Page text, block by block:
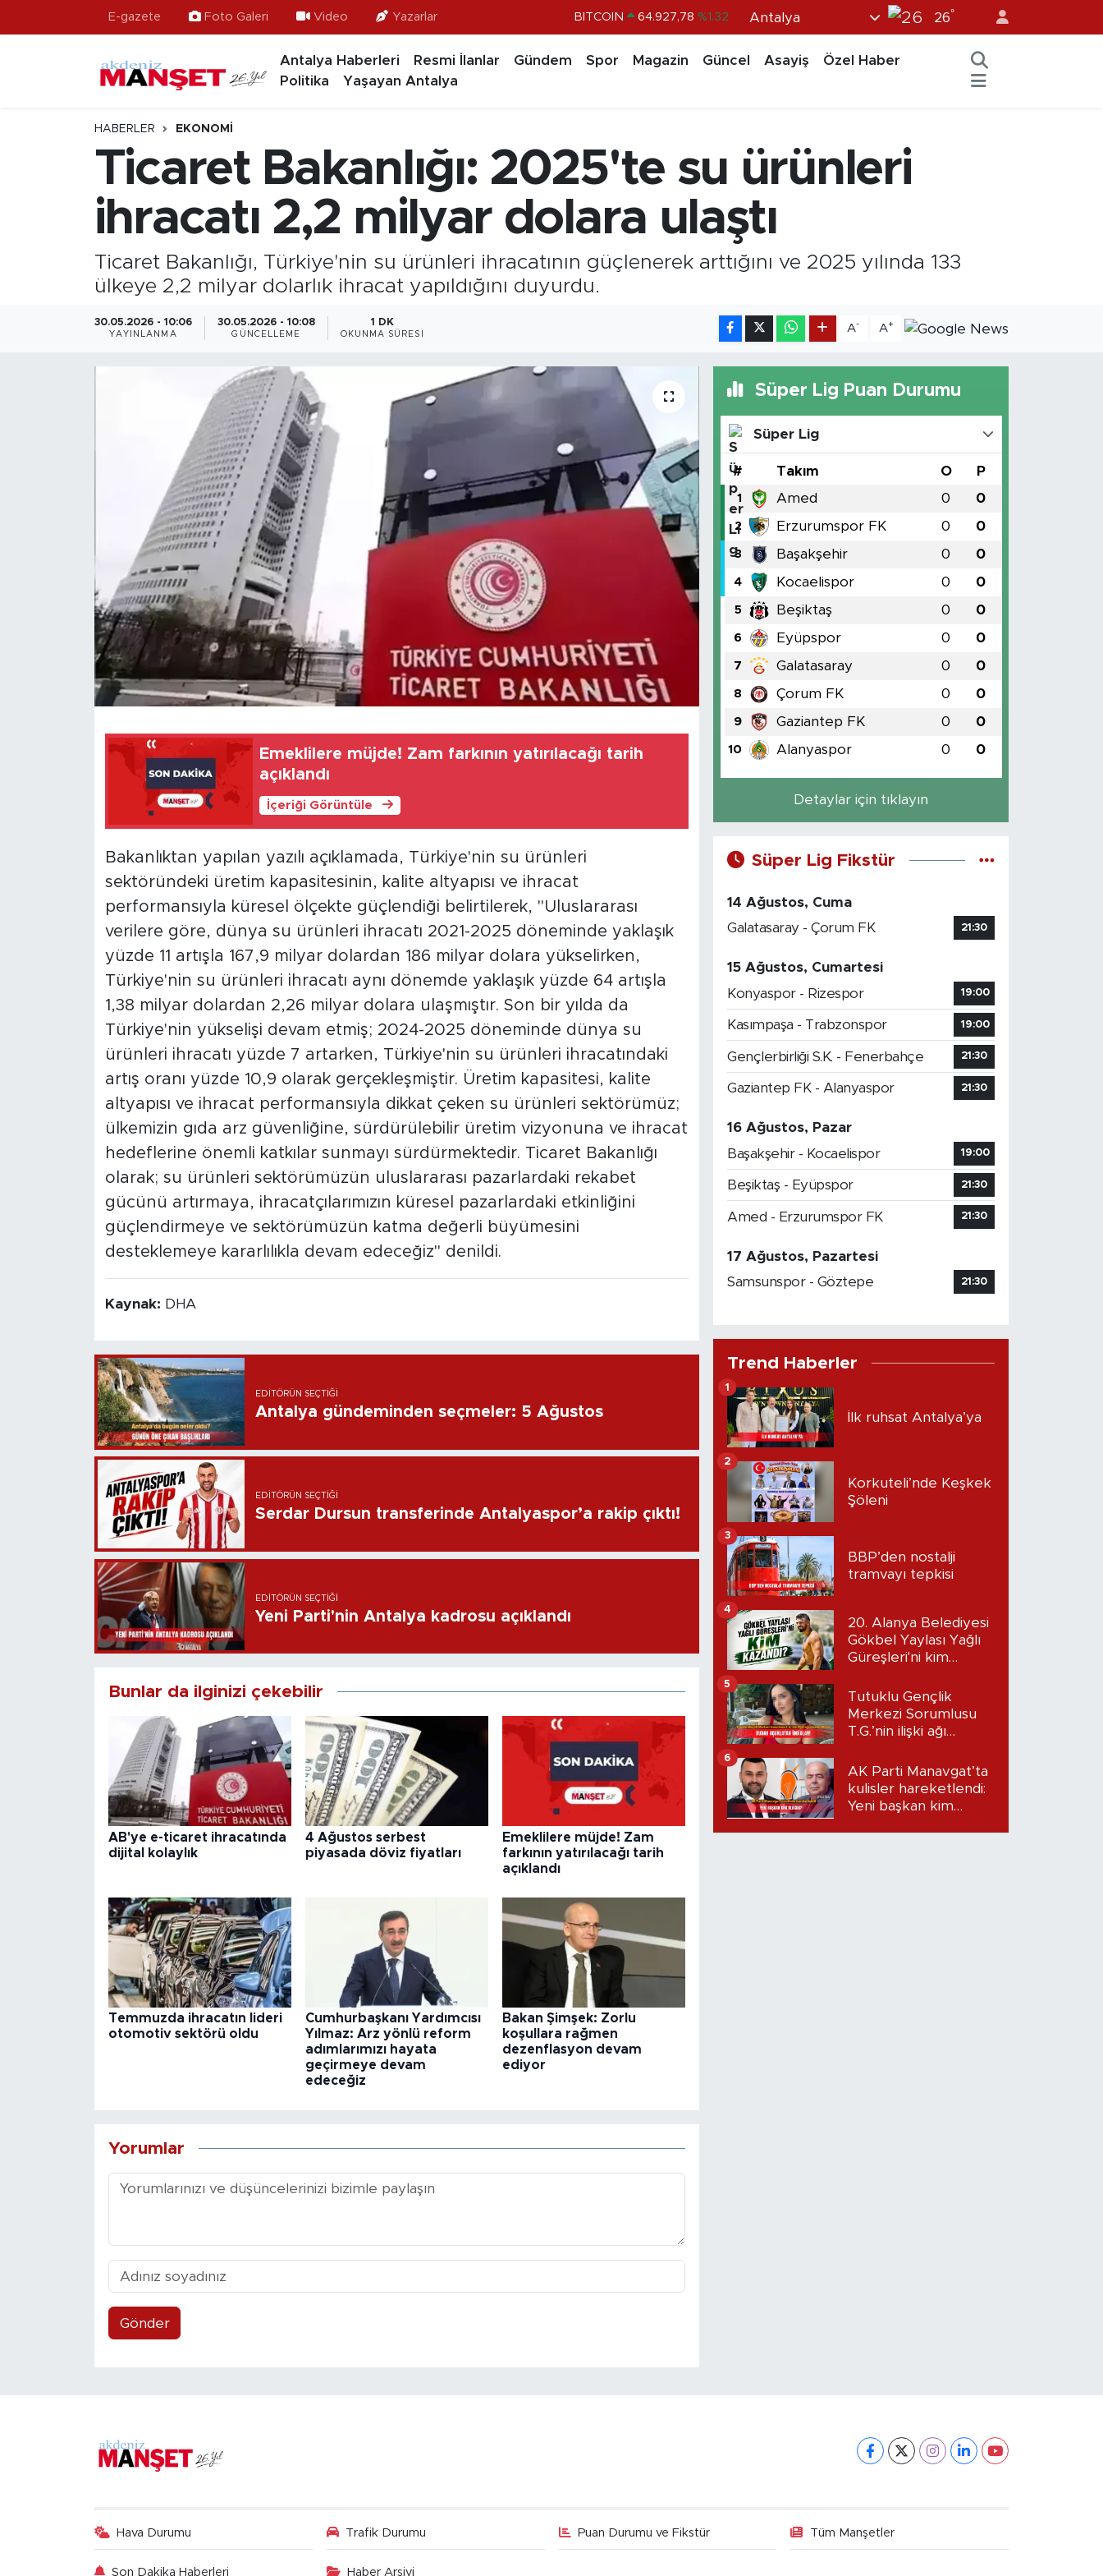
E-gazete Foto Galeri Video Yazarlar BITCOIN 64.927,78 %1.32
BİST100 13.703
Antalya 26°
Antalya Haberleri Resmi İlanlar Gündem Spor Magazin Güncel Asayiş
Özel Haber
Politika
Yaşayan Antalya
HABERLER EKONOMI
Ticaret Bakanlığı: 2025'te su ürünleri
ihracatı 2,2 milyar dolara ulaştı
Ticaret Bakanlığı, Türkiye'nin su ürünleri ihracatının güçlenerek arttığını ve 2025 yılında 133
ülkeye 2,2 milyar dolarlık ihracat yapıldığını duyurdu.
30.05.2026 - 10:06
YAYINLANMA
30.05.2026 - 10:08
GÜNCELLEME
1 DK
OKUNMA SÜRESI
A- A+
Emeklilere müjde! Zam farkının yatırılacağı tarih
açıklandı
İçeriği Görüntüle
Bakanlıktan yapılan yazılı açıklamada, Türkiye'nin su ürünleri
sektöründeki üretim kapasitesinin, kalite altyapısı ve ihracat
performansıyla küresel ölçekte güçlendiği belirtilerek, "Uluslararası
verilere göre, dünya su ürünleri ihracatı 2021-2025 döneminde yaklaşık
yüzde 11 artışla 167,9 milyar dolardan 186 milyar dolara yükselirken,
Türkiye'nin su ürünleri ihracatı aynı dönemde yaklaşık yüzde 64 artışla
1,38 milyar dolardan 2,26 milyar dolara ulaşmıştır. Son bir yılda da
Türkiye'nin yükselişi devam etmiş; 2024-2025 döneminde dünya su
ürünleri ihracatı yüzde 7 artarken, Türkiye'nin su ürünleri ihracatındaki
artış oranı yüzde 10,9 olarak gerçekleşmiştir. Üretim kapasitesi, kalite
altyapısı ve ihracat performansıyla dikkat çeken su ürünleri sektörümüz;
ülkemizin gıda arz güvenliğine, sürdürülebilir üretim vizyonuna ve ihracat
hedeflerine önemli katkılar sunmayı sürdürmektedir. Ticaret Bakanlığı
olarak; su ürünleri sektörümüzün uluslararası pazarlardaki rekabet
gücünü artırmaya, ihracatçılarımızın küresel pazarlardaki etkinliğini
güçlendirmeye ve sektörümüzün katma değerli büyümesini
desteklemeye kararlılıkla devam edeceğiz" denildi.
Kaynak: DHA
EDITÖRÜN SEÇTIĞI
Antalya gündeminden seçmeler: 5 Ağustos
EDITÖRÜN SEÇTIĞI
Serdar Dursun transferinde Antalyaspor’a rakip çıktı!
EDITÖRÜN SEÇTIĞI
Yeni Parti'nin Antalya kadrosu açıklandı
Bunlar da ilginizi çekebilir
AB'ye e-ticaret ihracatında
dijital kolaylık
4 Ağustos serbest
piyasada döviz fiyatları
Emeklilere müjde! Zam
farkının yatırılacağı tarih
açıklandı
Temmuzda ihracatın lideri
otomotiv sektörü oldu
Cumhurbaşkanı Yardımcısı
Yılmaz: Arz yönlü reform
adımlarımızı hayata
geçirmeye devam
edeceğiz
Bakan Şimşek: Zorlu
koşullara rağmen
dezenflasyon devam
ediyor
Yorumlar
Gönder
Süper Lig Puan Durumu
Süper Lig
# Takım O P
1 Amed 0 0
2 Erzurumspor FK 0 0
3 Başakşehir 0 0
4 Kocaelispor 0 0
5 Beşiktaş 0 0
6 Eyüpspor 0 0
7 Galatasaray 0 0
8 Çorum FK 0 0
9 Gaziantep FK 0 0
10 Alanyaspor 0 0
Detaylar için tıklayın
Süper Lig Fikstür
14 Ağustos, Cuma
Galatasaray - Çorum FK
21:30
15 Ağustos, Cumartesi
Konyaspor - Rizespor
19:00
Kasımpaşa - Trabzonspor 19:00
Gençlerbirliği S.K. - Fenerbahçe 21:30
Gaziantep FK - Alanyaspor 21:30
16 Ağustos, Pazar
Başakşehir - Kocaelispor
19:00
Beşiktaş - Eyüpspor 21:30
Amed - Erzurumspor FK 21:30
17 Ağustos, Pazartesi
Samsunspor - Göztepe
21:30
Trend Haberler
İlk ruhsat Antalya’ya
1
Korkuteli’nde Keşkek
Şöleni
2
BBP’den nostalji
tramvayı tepkisi
3
20. Alanya Belediyesi
Gökbel Yaylası Yağlı
Güreşleri'ni kim
4
Tutuklu Gençlik
Merkezi Sorumlusu
T.G.’nin ilişki ağı
Dudak uçuklatan
iddialar!
5
AK Parti Manavgat’ta
kulisler hareketlendi:
Yeni başkan kim
6
Hava Durumu Trafik Durumu Puan Durumu ve Fikstür Tüm Manşetler
Son Dakika Haberleri Haber Arşivi
Ekonomi
Gündem
Turizm
Hava Durumu
Süper Lig Puan Durumu ve Fikstür
Tüm Manşetler
Son Dakika Haberleri
Haber Arşivi